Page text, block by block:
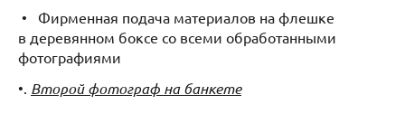
• Фирменная подача материалов на флешке
в деревянном боксе со всеми обработанными
фотографиями
•. Второй фотограф на банкете